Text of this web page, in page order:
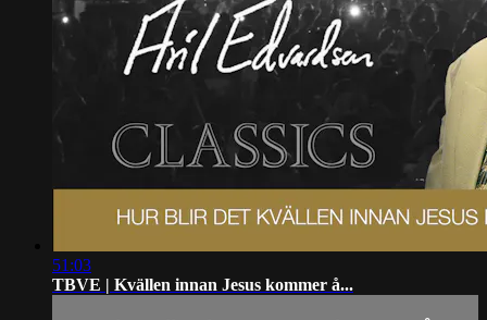
51:03
TBVE | Kvällen innan Jesus kommer å...